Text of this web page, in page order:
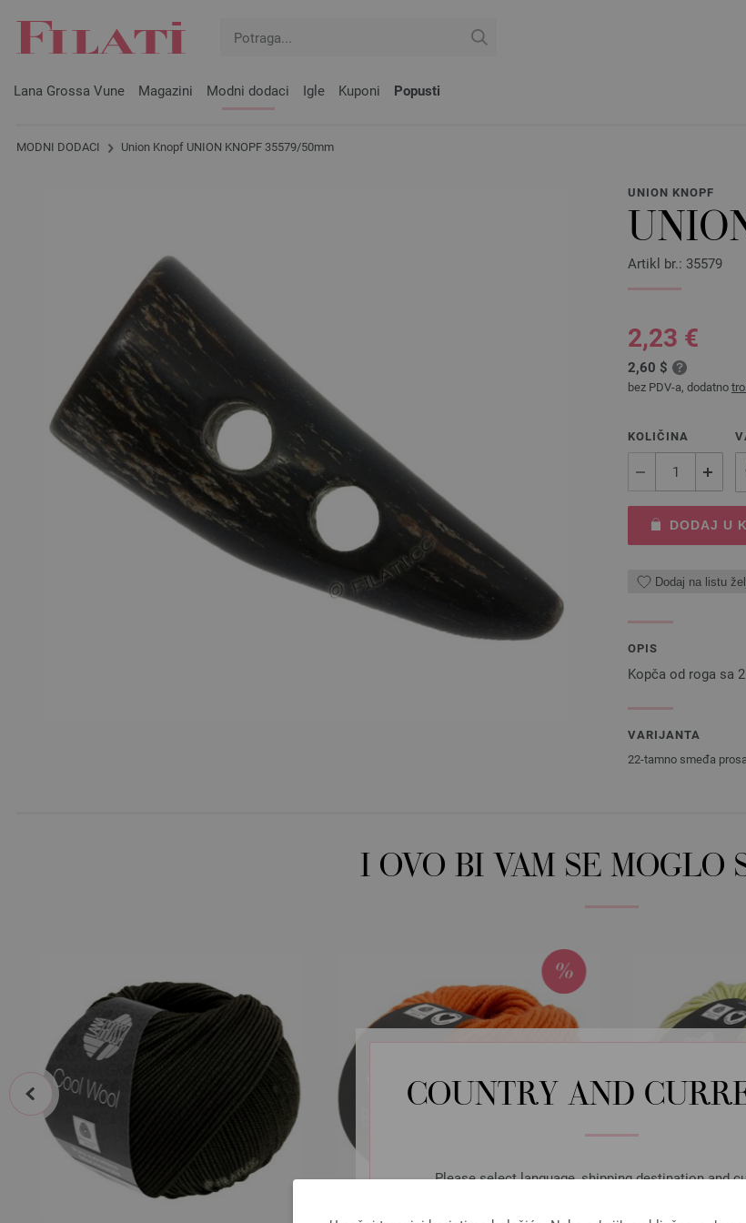
COUNTRY AND
Please select language, shipping destination and
Lana Grossa Vune Magazini Modni dodaci Igle Kuponi Popusti
MODNI DODACI Union Knopf UNION KNOPF 35579/50mm
UNION KNOPF
Artikl br.: 35579
2,23 €
2,60 $
bez PDV-a, dodatno
KOLIČINA
DODAJ U
Dodaj na listu
OPIS
Kopča od roga sa
VARIJANTA
22-tamno smeđa
I OVO BI VAM SE MOGLO
prev